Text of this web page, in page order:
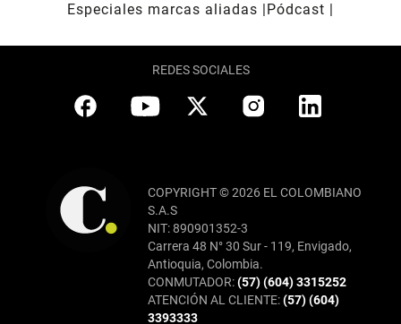
Especiales marcas aliadas
Pódcast
REDES SOCIALES
COPYRIGHT © 2026 EL COLOMBIANO
S.A.S
NIT: 890901352-3
Carrera 48 N° 30 Sur - 119, Envigado,
Antioquia, Colombia.
CONMUTADOR:(57) (604) 3315252
ATENCIÓN AL CLIENTE:(57) (604)
3393333